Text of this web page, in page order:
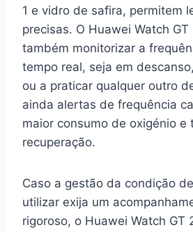
1 e vidro de safira, permitem
precisas. O Huawei Watch
também monitorizar a
tempo real, seja em
ou a praticar qualquer outro
ainda alertas de frequência
maior consumo de oxigénio e
recuperação.
Caso a gestão da condição
utilizar exija um
rigoroso, o Huawei Watch GT